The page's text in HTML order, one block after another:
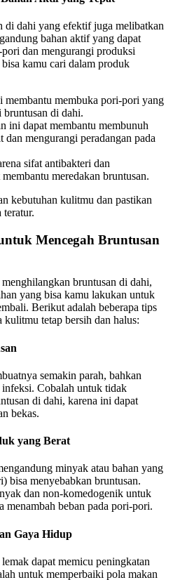
di dahi yang efektif juga melibatkan
bahan aktif yang dapat
dan mengurangi produksi
kamu cari dalam produk
membuka pori-pori yang
bruntusan di dahi.
ini dapat membantu membunuh
dan mengurangi peradangan pada
sifat antibakteri dan
meredakan bruntusan.
kebutuhan kulitmu dan pastikan
teratur.
Mencegah Bruntusan
bruntusan di dahi,
yang bisa kamu lakukan untuk
Berikut adalah beberapa tips
kulitmu tetap bersih dan halus:
semakin parah, bahkan
infeksi. Cobalah untuk tidak
di dahi, karena ini dapat
bekas.
yang Berat
minyak atau bahan yang
bisa menyebabkan bruntusan.
dan non-komedogenik untuk
menambah beban pada pori-pori.
Gaya Hidup
dapat memicu peningkatan
untuk memperbaiki pola makan